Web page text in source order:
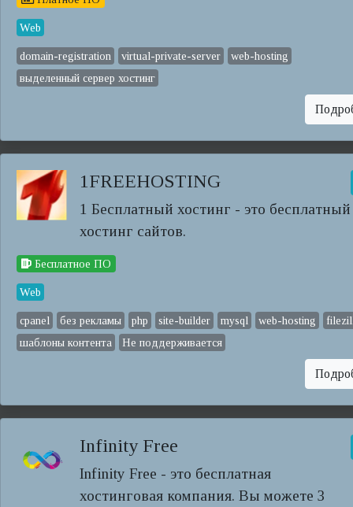
Web
domain-registration virtual-private-server
web-hosting
выделенный сервер хостинг
1FREEHOSTING
1 Бесплатный хостинг - это бесплатный
хостинг сайтов.
Бесплатное ПО
Web
cpanel без рекламы php site-builder mysql web-hosting
шаблоны контента
Не поддерживается
Infinity Free
Infinity Free - это бесплатная
хостинговая компания. Вы можете 3